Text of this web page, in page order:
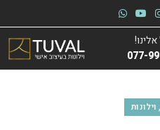
077-
, וילונות